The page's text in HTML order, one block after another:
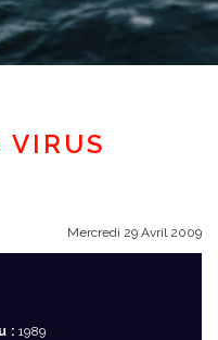
VIRUS
Mercredi 29 Avril 2009
: 1989